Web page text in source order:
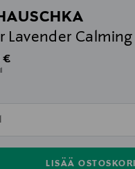
Lavender
Price
€
LISÄÄ
null